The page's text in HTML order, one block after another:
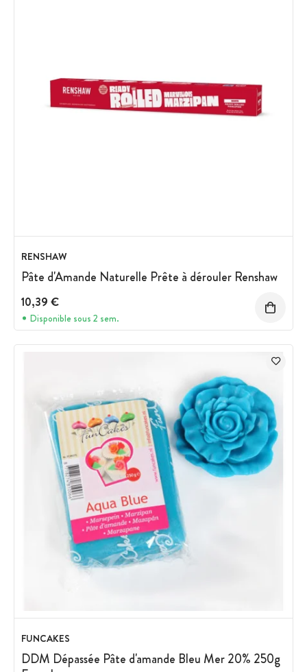
RENSHAW
Pâte d'Amande Naturelle Prête à dérouler Renshaw
10,39 €
Disponible sous 2 sem.
FUNCAKES
DDM Dépassée Pâte d'amande Bleu Mer 20% 250g